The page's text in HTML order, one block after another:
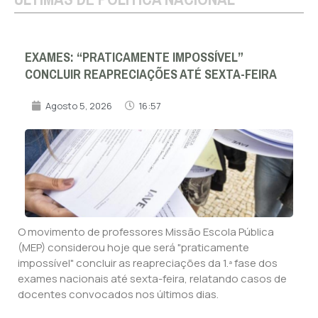
EXAMES: “PRATICAMENTE IMPOSSÍVEL”
CONCLUIR REAPRECIAÇÕES ATÉ SEXTA-FEIRA
Agosto 5, 2026 16:57
O movimento de professores Missão Escola Pública
(MEP) considerou hoje que será "praticamente
impossível" concluir as reapreciações da 1.ª fase dos
exames nacionais até sexta-feira, relatando casos de
docentes convocados nos últimos dias.